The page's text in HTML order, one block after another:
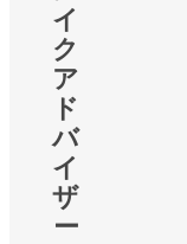
イ
ク
ア
ド
バ
イ
ザ
ー